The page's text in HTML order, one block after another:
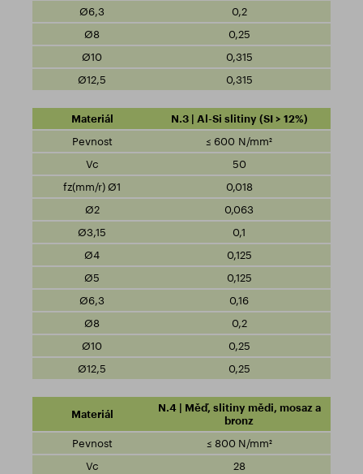
0,2
0,25
0,315
0,315
N.3 | Al-Si slitiny (SI > 12%)
≤ 600 N/mm²
50
0,018
0,063
0,1
0,125
0,125
0,16
0,2
0,25
0,25
N.4 | Měď, slitiny mědi, mosaz a
bronz
≤ 800 N/mm²
28